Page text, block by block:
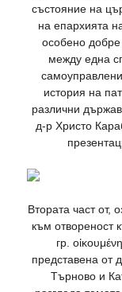
състояние на
на епархията
особено добре
между една
история на
различни
д-р Христо
Втората част от,
към отвореност
гр.
представена от
Търново и